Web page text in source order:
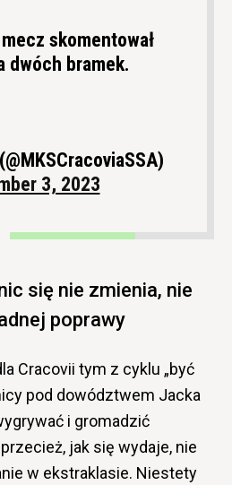
skomentował
dwóch bramek.
3, 2023
się nie zmienia, nie
poprawy
Cracovii tym z cyklu „być
pod dowództwem Jacka
i gromadzić
jak się wydaje, nie
w ekstraklasie. Niestety